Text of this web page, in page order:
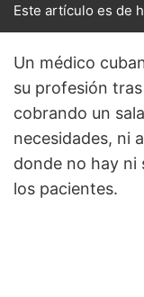
Este artículo es de
Un médico
su profesión
cobrando un
necesidades, ni
donde no hay ni
los pacientes.